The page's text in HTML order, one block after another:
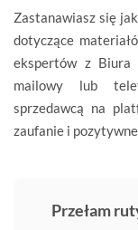
Zastanawiasz się
dotyczące
ekspertów z Biura
mailowy lub
sprzedawcą na
zaufanie i
Przełam